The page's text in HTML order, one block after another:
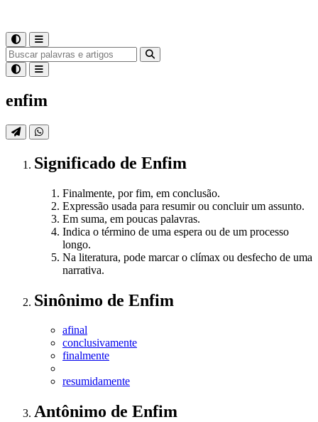
enfim
Significado de Enfim
Finalmente, por fim, em conclusão.
Expressão usada para resumir ou concluir um assunto.
Em suma, em poucas palavras.
Indica o término de uma espera ou de um processo
longo.
Na literatura, pode marcar o clímax ou desfecho de uma
narrativa.
Sinônimo de Enfim
afinal
conclusivamente
finalmente
resumidamente
Antônimo de Enfim